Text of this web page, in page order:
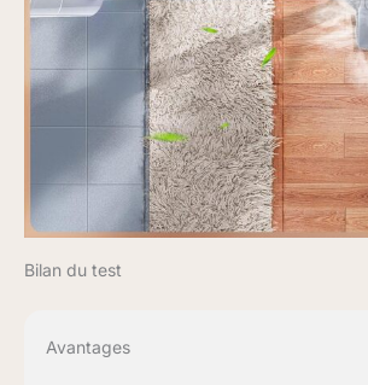
Bilan du test
Avantages